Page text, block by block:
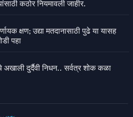
कठोर नियमावली जाहीर.
क्षण; उद्या मतदानासाठी पुढे या यासह
पहा
दुर्दैवी निधन.. सर्वत्र शोक कळा